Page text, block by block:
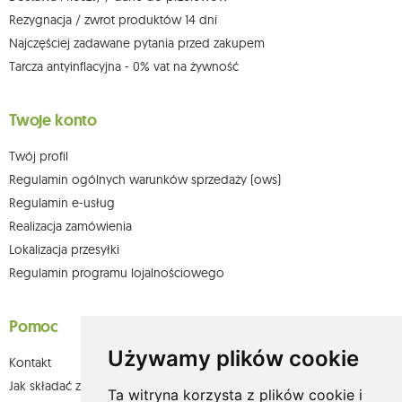
Używamy plików cookie
Ta witryna korzysta z plików cookie i
Więcej informacji: www.mouton.pl/ODO
Rezygnacja / zwrot produktów 14 dni
Najczęściej zadawane pytania przed zakupem
Tarcza antyinflacyjna - 0% vat na żywność
Twoje konto
Twój profil
Regulamin ogólnych warunków sprzedaży (ows)
Regulamin e-usług
Realizacja zamówienia
Lokalizacja przesyłki
Regulamin programu lojalnościowego
Pomoc
Kontakt
Jak składać zamówienia w sklepie olium.pl?